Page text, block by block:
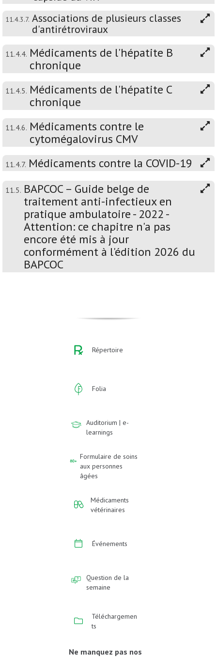
11.4.3.7. Associations de plusieurs classes
d'antirétroviraux
11.4.4. Médicaments de l'hépatite B
chronique
11.4.5. Médicaments de l'hépatite C
chronique
11.4.6. Médicaments contre le
cytomégalovirus CMV
11.4.7. Médicaments contre la COVID-19
11.5. BAPCOC – Guide belge de
traitement anti-infectieux en
pratique ambulatoire - 2022 -
Attention: ce chapitre n'a pas
encore été mis à jour
conformément à l'édition 2026 du
BAPCOC
Répertoire
Folia
Auditorium | e-
learnings
Formulaire de soins
aux personnes
âgées
Médicaments
vétérinaires
Événements
Question de la
semaine
Téléchargemen
ts
Ne manquez pas nos